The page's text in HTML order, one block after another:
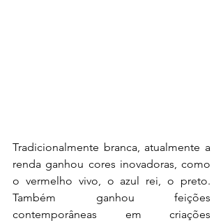
Tradicionalmente branca, atualmente a
renda ganhou cores inovadoras, como
o vermelho vivo, o azul rei, o preto.
Também ganhou feições
contemporâneas em criações